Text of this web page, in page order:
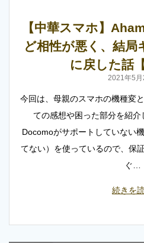
【中華スマホ】
ど相性が悪く、結
に戻した話
2021年5月
今回は、母親のスマホの機種変
ての感想や困った部分を紹介
Docomoがサポートしていない
てない）を使っているので、保
ぐ…
続きを